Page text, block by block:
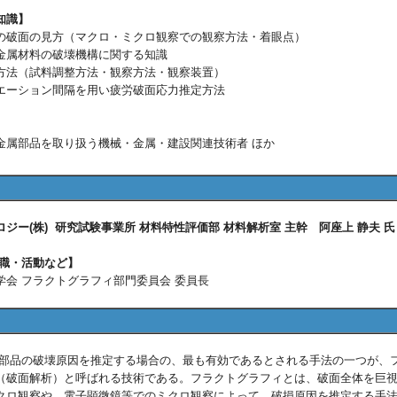
】
破面の見方（マクロ・ミクロ観察での観察方法・着眼点）
属材料の破壊機構に関する知識
法（試料調整方法・観察方法・観察装置）
ーション間隔を用い疲労破面応力推定方法
属部品を取り扱う機械・金属・建設関連技術者 ほか
ジー(株) 研究試験事業所 材料特性評価部 材料解析室 主幹 阿座上 静夫 氏
・活動など】
フラクトグラフィ部門委員会 委員長
の破壊原因を推定する場合の、最も有効であるとされる手法の一つが、
破面解析）と呼ばれる技術である。フラクトグラフィとは、破面全体を巨